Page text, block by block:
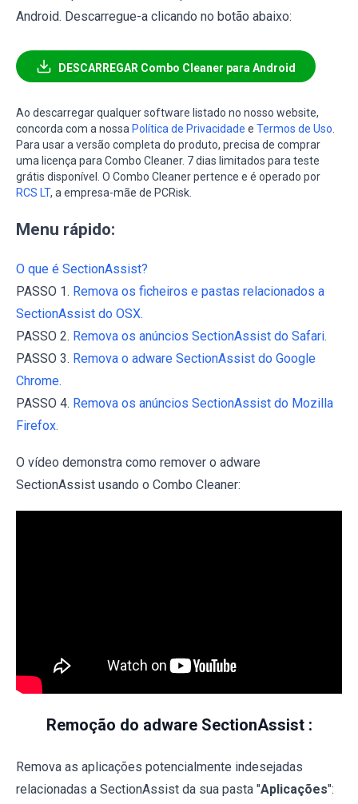
Android. Descarregue-a clicando no botão abaixo:
DESCARREGAR Combo Cleaner para Android
Ao descarregar qualquer software listado no nosso website,
concorda com a nossa Política de Privacidade e Termos de Uso
Para usar a versão completa do produto, precisa de comprar
uma licença para Combo Cleaner. 7 dias limitados para teste
grátis disponível. O Combo Cleaner pertence e é operado por
RCS LT, a empresa-mãe de PCRisk.
Menu rápido:
O que é SectionAssist?
PASSO 1. Remova os ficheiros e pastas relacionados a
SectionAssist do OSX.
PASSO 2. Remova os anúncios SectionAssist do Safari.
PASSO 3. Remova o adware SectionAssist do Google
Chrome.
PASSO 4. Remova os anúncios SectionAssist do Mozilla
Firefox.
O vídeo demonstra como remover o adware
SectionAssist usando o Combo Cleaner:
Remoção do adware SectionAssist :
Remova as aplicações potencialmente indesejadas
relacionadas a SectionAssist da sua pasta "Aplicações":